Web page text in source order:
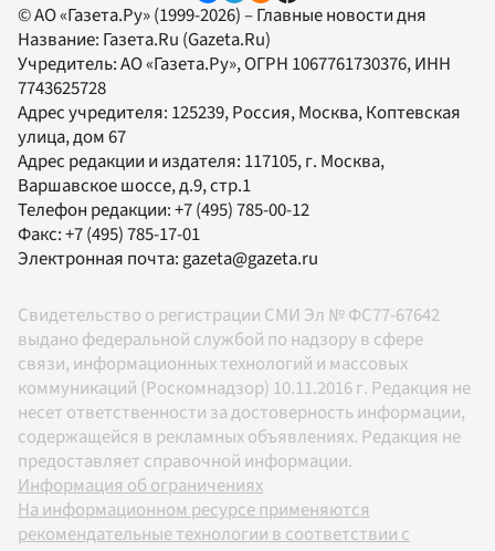
© АО «Газета.Ру» (1999-2026) – Главные новости дня
Название: Газета.Ru (Gazeta.Ru)
Учредитель:АО «Газета.Ру», ОГРН 1067761730376, ИНН
7743625728
Адрес учредителя: 125239, Россия, Москва, Коптевская
улица, дом 67
Адрес редакции и издателя: 117105, г. Москва,
Варшавское шоссе, д.9, стр.1
Телефон редакции:+7 (495) 785-00-12
Факс:+7 (495) 785-17-01
Электронная почта: gazeta@gazeta.ru
Свидетельство о регистрации СМИ Эл № ФС77-67642
выдано федеральной службой по надзору в сфере
связи, информационных технологий и массовых
коммуникаций (Роскомнадзор) 10.11.2016 г. Редакция не
несет ответственности за достоверность информации,
содержащейся в рекламных объявлениях. Редакция не
предоставляет справочной информации.
Информация об ограничениях
На информационном ресурсе применяются
рекомендательные технологии в соответствии с